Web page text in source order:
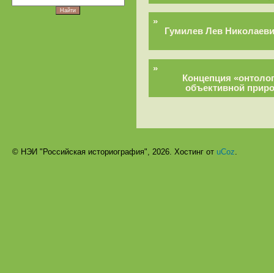
»
Гумилев Лев
»
Концепция
объективной
© НЭИ "Российская историография", 2026. Хостинг от uCoz.